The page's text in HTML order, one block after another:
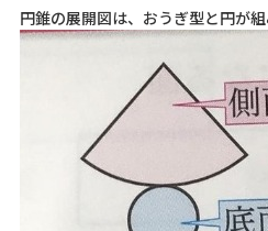
円錐の展開図は、おうぎ型と円が